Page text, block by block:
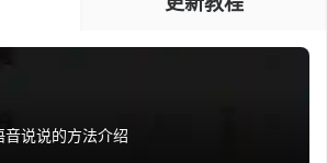
音说说的方法介绍